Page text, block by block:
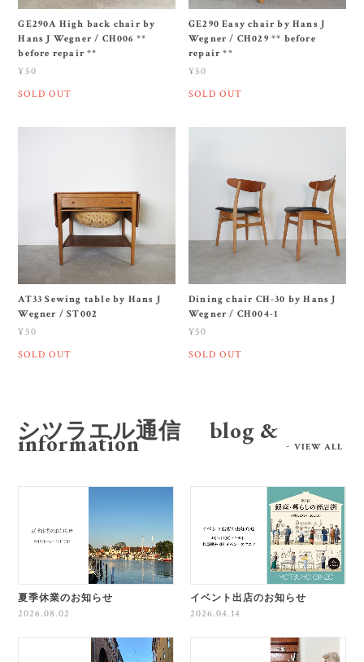
GE290A High back chair by
Hans J Wegner / CH006 **
before repair **
¥50
SOLD OUT
GE290 Easy chair by Hans J
Wegner / CH029 ** before
repair **
¥50
SOLD OUT
AT33 Sewing table by Hans J
Wegner / ST002
¥50
SOLD OUT
Dining chair CH-30 by Hans J
Wegner / CH004-1
¥50
SOLD OUT
シツラエル通信 blog &
information VIEW ALL
夏季休業のお知らせ
2026.08.02
イベント出店のお知らせ
2026.04.14